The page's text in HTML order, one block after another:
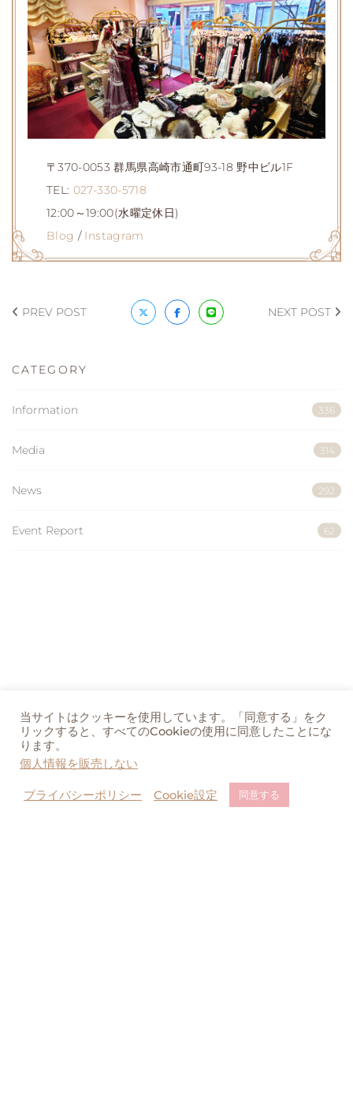
〒370-0053 群馬県高崎市通町93-18 野中ビル1F
TEL: 027-330-5718
12:00～19:00(水曜定休日)
Blog / Instagram
PREV POST NEXT POST
CATEGORY
Information 336
Media 314
News 292
Event Report 62
当サイトはクッキーを使用しています。「同意する」をク
リックすると、すべてのCookieの使用に同意したことにな
ります。
個人情報を販売しない
プライバシーポリシー Cookie設定 同意する